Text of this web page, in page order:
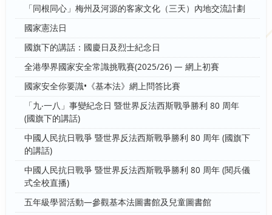
「同根同心」梅州及河源的客家文化（三天）內地交流計劃
國家憲法日
國旗下的講話：國慶日及烈士紀念日
全港學界國家安全常識挑戰賽(2025/26) — 網上初賽
國家安全你要識•《基本法》網上問答比賽
「九‧一八」事變紀念日 暨世界反法西斯戰爭勝利 80 周年
(國旗下的講話)
中國人民抗日戰爭 暨世界反法西斯戰爭勝利 80 周年 (國旗下
的講話)
中國人民抗日戰爭 暨世界反法西斯戰爭勝利 80 周年 (閱兵儀
式全校直播)
五年級學習活動—參觀基本法圖書館及兒童圖書館